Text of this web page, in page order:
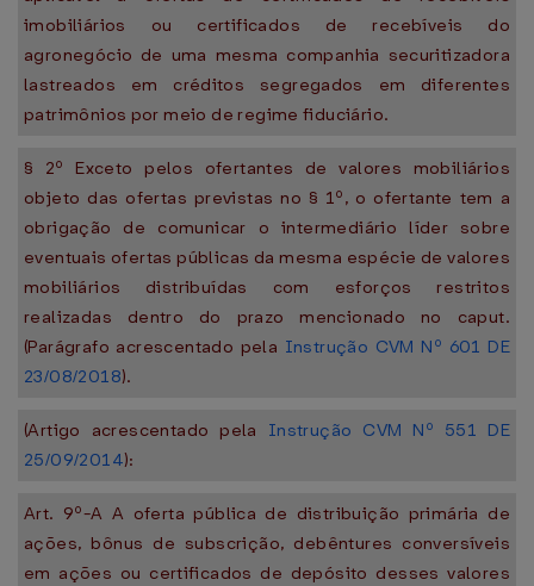
imobiliários ou certificados de recebíveis do
agronegócio de uma mesma companhia securitizadora
lastreados em créditos segregados em diferentes
patrimônios por meio de regime fiduciário.
§ 2º Exceto pelos ofertantes de valores mobiliários
objeto das ofertas previstas no § 1º, o ofertante tem a
obrigação de comunicar o intermediário líder sobre
eventuais ofertas públicas da mesma espécie de valores
mobiliários distribuídas com esforços restritos
realizadas dentro do prazo mencionado no caput.
(Parágrafo acrescentado pela Instrução CVM Nº 601 DE
23/08/2018).
(Artigo acrescentado pela Instrução CVM Nº 551 DE
25/09/2014):
Art. 9º-A A oferta pública de distribuição primária de
ações, bônus de subscrição, debêntures conversíveis
em ações ou certificados de depósito desses valores